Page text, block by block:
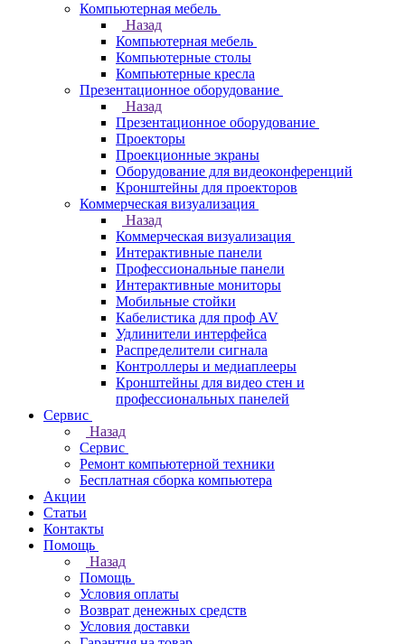
Компьютерная мебель
Назад
Компьютерная мебель
Компьютерные столы
Компьютерные кресла
Презентационное оборудование
Назад
Презентационное оборудование
Проекторы
Проекционные экраны
Оборудование для видеоконференций
Кронштейны для проекторов
Коммерческая визуализация
Назад
Коммерческая визуализация
Интерактивные панели
Профессиональные панели
Интерактивные мониторы
Мобильные стойки
Кабелистика для проф AV
Удлинители интерфейса
Распределители сигнала
Контроллеры и медиаплееры
Кронштейны для видео стен и
профессиональных панелей
Сервис
Назад
Сервис
Ремонт компьютерной техники
Бесплатная сборка компьютера
Акции
Статьи
Контакты
Помощь
Назад
Помощь
Условия оплаты
Возврат денежных средств
Условия доставки